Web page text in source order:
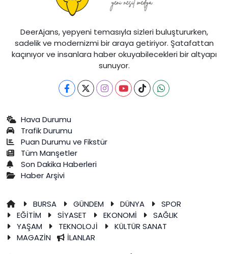
DeerAjans, yepyeni temasıyla sizleri buluştururken,
sadelik ve modernizmi bir araya getiriyor. Şatafattan
kaçınıyor ve insanlara haber okuyabilecekleri bir altyapı
sunuyor.
Hava Durumu
Trafik Durumu
Puan Durumu ve Fikstür
Tüm Manşetler
Son Dakika Haberleri
Haber Arşivi
BURSA GÜNDEM DÜNYA
SPOR
EĞİTİM
SİYASET EKONOMİ
SAĞLIK
YAŞAM
TEKNOLOJİ
KÜLTÜR SANAT
MAGAZİN
İLANLAR